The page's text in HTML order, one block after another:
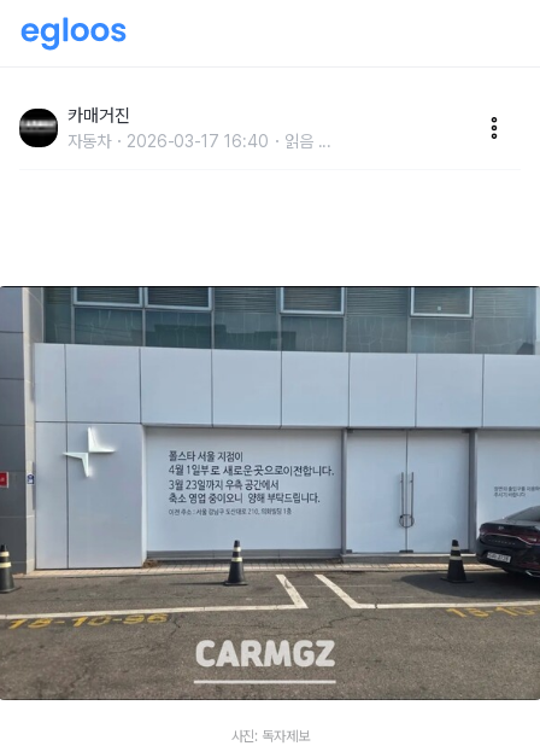
료…4월 도산대로 ‘확장 이전’
카매거진
자동차 2026-03-17 16:40 읽음 ...
사진: 독자제보